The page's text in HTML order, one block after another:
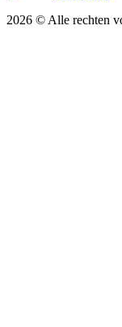
2026 © Alle rechten